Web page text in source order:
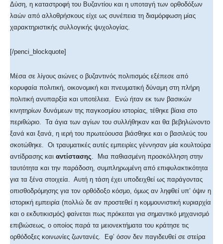
Δύση, η καταστροφή του Βυζαντίου και η υποταγή των ορθοδόξων
λαών από αλλοθρήσκους είχε ως συνέπεια τη διαμόρφωση μίας
χαρακτηριστικής συλλογικής ψυχολογίας.
[/penci_blockquote]
Μέσα σε λίγους αιώνες ο βυζαντινός πολιτισμός εξέπεσε από
κορυφαία πολιτική, οικονομική και πνευματική δύναμη στη πλήρη
πολιτική ανυπαρξία και υποτέλεια. Ενώ ήταν εκ των βασικών
κινητηρίων δυνάμεων της παγκοσμίου ιστορίας, τέθηκε βίαια στο
περιθώριο. Τα άγια των αγίων του συλλήθηκαν και θα βεβηλώνοντο
ξανά και ξανά, η ιερή του πρωτεύουσα βιάσθηκε και ο βασιλεύς του
σκοτώθηκε. Οι τραυματικές αυτές εμπειρίες γέννησαν μία κουλτούρα
αντίδρασης και αντίστασης. Μια παθιασμένη προσκόλληση στην
ταυτότητα και την παράδοση, συμπληρωμένη από επιφυλακτικότητα
για τα ξένα στοιχεία. Αυτή η τάση έχει υποδειχθεί ως παράγοντας
οπισθοδρόμησης για τον ορθόδοξο κόσμο, όμως αν ληφθεί υπ’ όψιν η
ιστορική εμπειρία (πολλώ δε αν προστεθεί η κομμουνιστική κυριαρχία
και ο εκδυτικισμός) φαίνεται πως πρόκειται για σημαντικό μηχανισμό
επιβιώσεως, ο οποίος παρά τα μειονεκτήματα του κράτησε τις
ορθόδοξες κοινωνίες ζωντανές. Εφ’ όσον δεν παγιδευθεί σε στείρα